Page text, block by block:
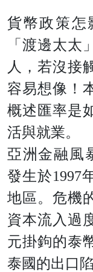
貨幣政策怎
「渡邊太太
人，若沒接
容易想像！
概述匯率是
活與就業。
亞洲金融風
發生於1997
地區。危機
資本流入過
元掛鉤的泰
泰國的出口